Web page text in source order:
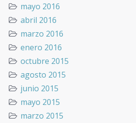
mayo 2016
abril 2016
marzo 2016
enero 2016
octubre 2015
agosto 2015
junio 2015
mayo 2015
marzo 2015